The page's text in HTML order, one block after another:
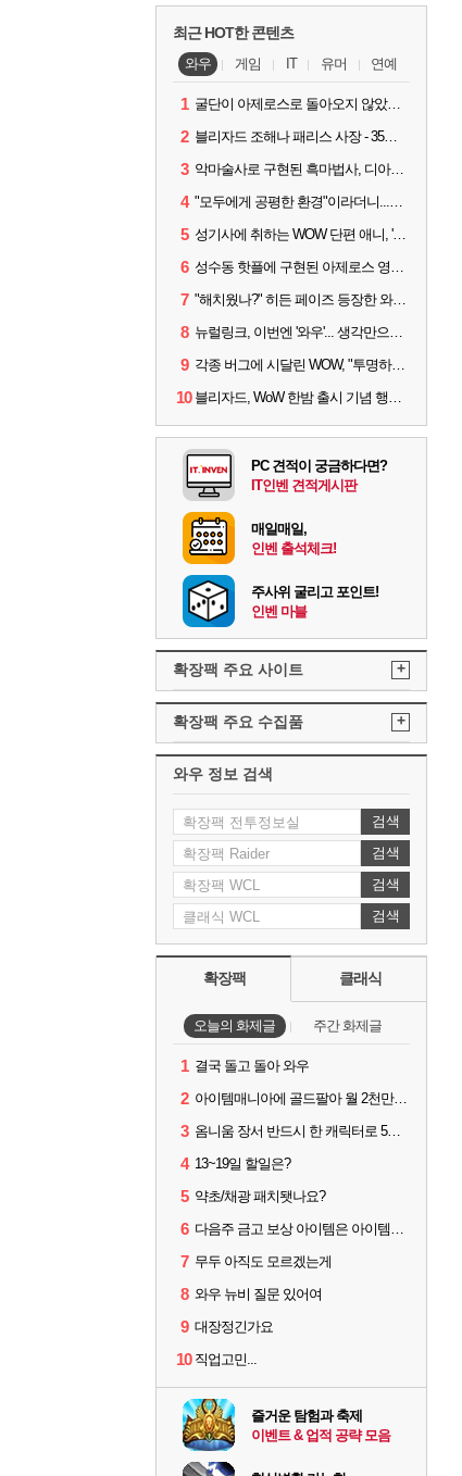
최근 HOT한 콘텐츠
와우 게임 IT 유머 연예
1 굴단이 아제로스로 돌아오지 않았다면? 와우 클래식+ 주목
2 블리자드 조해나 패리스 사장 - 35년 역사, 그리고 비전
3 악마술사로 구현된 흑마법사, 디아4 x 와우 콜라보 살펴보기
4 "모두에게 공평한 환경"이라더니...여전히 살아있는 애드온
5 성기사에 취하는 WOW 단편 애니, '신성한 모든 것'
6 성수동 핫플에 구현된 아제로스 영웅들의 안식처, WoW 홈스윗홈
7 "해치웠나?" 히든 페이즈 등장한 와우 '한밤', 세계 최초 킬은 '팀 리퀴드'
8 뉴럴링크, 이번엔 '와우'... 생각만으로 게임하는 시대 성큼
9 각종 버그에 시달린 WOW, "투명하고 신속한 소통과 대응 약속"
10 블리자드, WoW 한밤 출시 기념 행사 '홈스윗홈' 28일 개최
PC 견적이 궁금하다면?
IT인벤 견적게시판
매일매일,
인벤 출석체크!
주사위 굴리고 포인트!
인벤 마블
확장팩 주요 사이트 +
확장팩 주요 수집품 +
와우 정보 검색
검색
검색
검색
검색
확장팩 클래식
오늘의 화제글 주간 화제글
1 결국 돌고 돌아 와우
2 아이템매니아에 골드팔아 월 2천만원 넘게 버는 인간 있던데
3 옴니움 장서 반드시 한 캐릭터로 5단계까지 밀어야 하나요?
4 13~19일 할일은?
5 약초/채광 패치됏나요?
6 다음주 금고 보상 아이템은 아이템강화 안되나요?
7 무두 아직도 모르겠는게
8 와우 뉴비 질문 있어여
9 대장정긴가요
10 직업고민...
즐거운 탐험과 축제
이벤트 & 업적 공략 모음